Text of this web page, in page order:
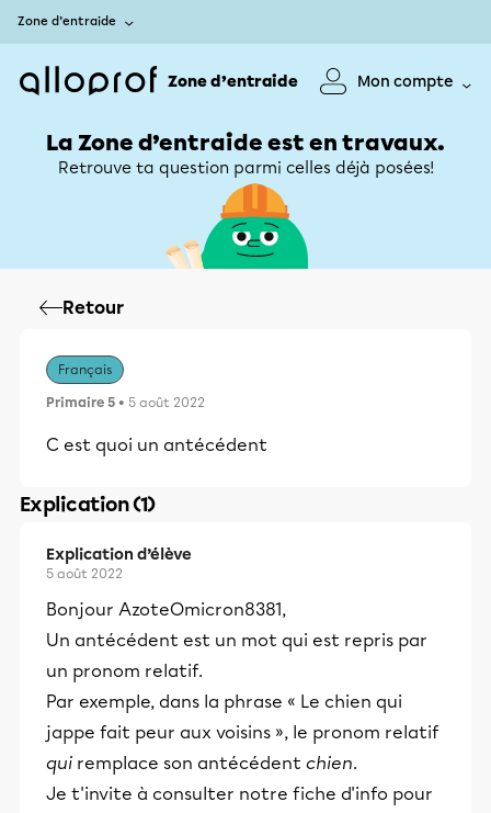
Zone d’entraide
Zone d’entraide Mon compte
La Zone d’entraide est en travaux.
Retrouve ta question parmi celles déjà posées!
Retour
Français
Primaire 5 • 5 août 2022
C est quoi un antécédent
Explication (1)
Explication d’élève
5 août 2022
Bonjour AzoteOmicron8381,
Un antécédent est un mot qui est repris par
un pronom relatif.
Par exemple, dans la phrase « Le chien qui
jappe fait peur aux voisins », le pronom relatif
qui remplace son antécédent chien.
Je t'invite à consulter notre fiche d'info pour